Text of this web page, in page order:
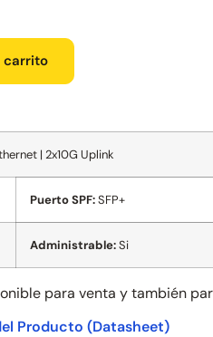
carrito
| 2x10G Uplink
Puerto SPF:SFP+
Administrable:Si
para venta y también
Producto (Datasheet)